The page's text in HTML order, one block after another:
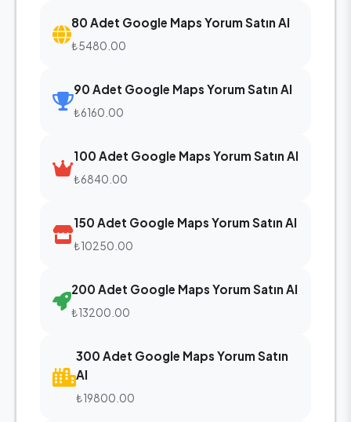
80 Adet Google Maps Yorum Satın Al
₺5480.00
90 Adet Google Maps Yorum Satın Al
₺6160.00
100 Adet Google Maps Yorum Satın Al
₺6840.00
150 Adet Google Maps Yorum Satın Al
₺10250.00
200 Adet Google Maps Yorum Satın Al
₺13200.00
300 Adet Google Maps Yorum Satın
Al
₺19800.00